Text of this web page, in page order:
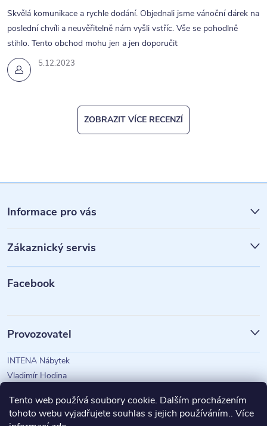
Tento web používá soubory cookie. Dalším procházením
tohoto webu vyjadřujete souhlas s jejich používáním.. Více
5.12.2023
Skvělá komunikace a rychle dodání. Objednali jsme vánoční dárek na
poslední chvíli a neuvěřitelně nám vyšli vstříc. Vše se pohodlně
stihlo. Tento obchod mohu jen a jen doporučit
ZOBRAZIT VÍCE RECENZÍ
á
p
a
Informace pro vás
Zákaznický servis
Facebook
Provozovatel
INTENA Nábytek
Vladimír Hodina